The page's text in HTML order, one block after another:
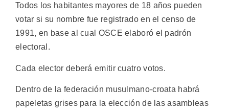
Todos los habitantes mayores de 18 años pueden
votar si su nombre fue registrado en el censo de
1991, en base al cual OSCE elaboró el padrón
electoral.
Cada elector deberá emitir cuatro votos.
Dentro de la federación musulmano-croata habrá
papeletas grises para la elección de las asambleas